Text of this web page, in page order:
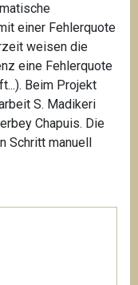
einer Fehlerquote
weisen die
eine Fehlerquote
Beim Projekt
S. Madikeri
Chapuis. Die
Schritt manuell